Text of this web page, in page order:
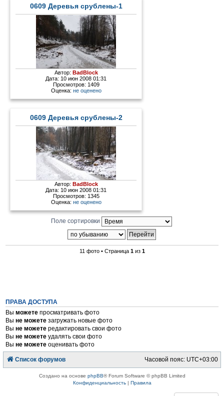
0609 Деревья срублены-1
Автор: BadBlock
Дата: 10 июн 2008 01:31
Просмотров: 1409
Оценка: не оценено
0609 Деревья срублены-2
Автор: BadBlock
Дата: 10 июн 2008 01:31
Просмотров: 1345
Оценка: не оценено
Поле сортировки
11 фото • Страница 1из 1
ПРАВА ДОСТУПА
Выможете просматривать фото
Выне можете загружать новые фото
Выне можете редактировать свои фото
Выне можете удалять свои фото
Выне можете оценивать фото
Список форумов Часовой пояс: UTC+03:00
Создано на основе phpBB® Forum Software © phpBB Limited
Конфиденциальность| Правила